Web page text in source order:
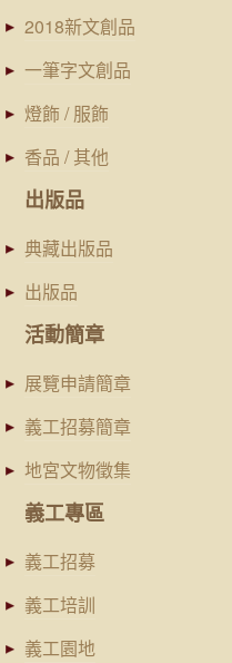
2018新文創品
一筆字文創品
燈飾 / 服飾
香品 / 其他
出版品
典藏出版品
出版品
活動簡章
展覽申請簡章
義工招募簡章
地宮文物徵集
義工專區
義工招募
義工培訓
義工園地